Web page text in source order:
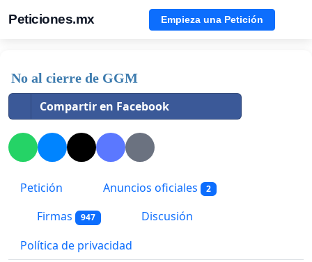
Peticiones.mx Empieza una Petición
No al cierre de GGM
Compartir en Facebook
Petición Anuncios oficiales 2
Firmas 947
Discusión
Política de privacidad